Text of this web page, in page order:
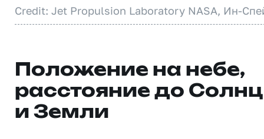
Credit: Jet Propulsion Laboratory NASA, Ин-
Положение на небе,
расстояние до
и Земли